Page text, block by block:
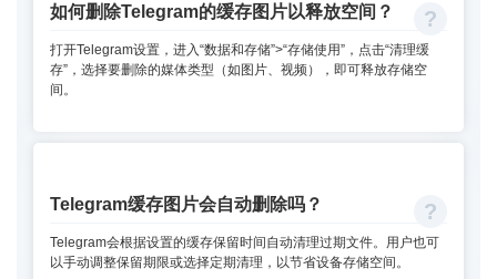
如何删除Telegram的缓存图片以释放空间？
打开Telegram设置，进入“数据和存储”>“存储使用”，点击“清理缓
存”，选择要删除的媒体类型（如图片、视频），即可释放存储空
间。
Telegram缓存图片会自动删除吗？
Telegram会根据设置的缓存保留时间自动清理过期文件。用户也可
以手动调整保留期限或选择定期清理，以节省设备存储空间。